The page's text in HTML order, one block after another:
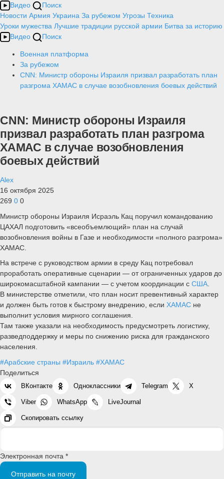
Видео
Поиск
Новости Армия Украина За рубежом Угрозы Техника
Уроки мужества Лучшие традиции русской армии Битва за историю
Видео
Поиск
Военная платформа
За рубежом
CNN: Министр обороны Израиля призвал разработать план
разгрома ХАМАС в случае возобновления боевых действий
CNN: Министр обороны Израиля
призвал разработать план разгрома
ХАМАС в случае возобновления
боевых действий
Alex
16 октября 2025
269 0 0
Министр обороны Израиля Исраэль Кац поручил командованию
ЦАХАЛ подготовить «всеобъемлющий» план на случай
возобновления войны в Газе и необходимости «полного разгрома»
ХАМАС.
На встрече с руководством армии в среду Кац потребовал
проработать оперативные сценарии — от ограниченных ударов до
широкомасштабной кампании — с учетом координации с США.
В министерстве отметили, что план носит превентивный характер
и должен быть готов к быстрому внедрению, если ХАМАС не
выполнит условия мирного соглашения.
Там также указали на необходимость предусмотреть логистику,
разведподдержку и меры по снижению риска для гражданского
населения.
#Арабские страны #Израиль #ХАМАС
Поделиться
ВКонтакте Одноклассники Telegram X
Viber WhatsApp LiveJournal
Скопировать ссылку
Электронная почта *
Отправить на почту